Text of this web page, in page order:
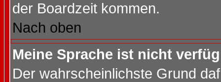
der Boardzeit kommen.
Nach oben
Meine Sprache ist nicht
Der wahrscheinlichste Grund